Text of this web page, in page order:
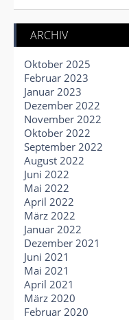
ARCHIV
Oktober 2025
Februar 2023
Januar 2023
Dezember 2022
November 2022
Oktober 2022
September 2022
August 2022
Juni 2022
Mai 2022
April 2022
März 2022
Januar 2022
Dezember 2021
Juni 2021
Mai 2021
April 2021
März 2020
Februar 2020